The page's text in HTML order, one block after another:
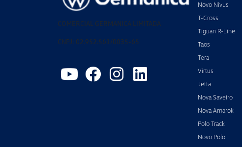
COMERCIAL GERMANICA LIMITADA
CNPJ: 02.952.561/0035-65
Novo Nivus
T-Cross
Tiguan R-Line
Taos
Tera
Virtus
Jetta
Nova Saveiro
Nova Amarok
Polo Track
Novo Polo